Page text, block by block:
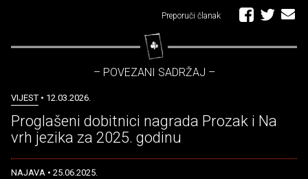
Preporuči članak
– POVEZANI SADRŽAJ –
VIJEST • 12.03.2026.
Proglašeni dobitnici nagrada Prozak i Na
vrh jezika za 2025. godinu
NAJAVA • 25.06.2025.